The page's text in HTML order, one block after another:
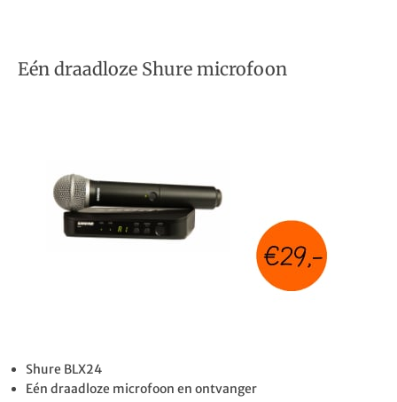
Eén draadloze Shure microfoon
Shure BLX24
Eén draadloze microfoon en ontvanger